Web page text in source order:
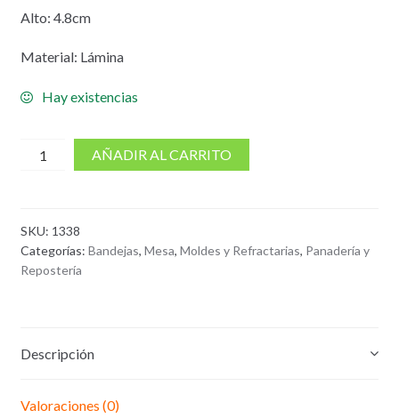
Alto: 4.8cm
Material: Lámina
Hay existencias
cantidad
Acero
50cm
4.8cm
AÑADIR AL CARRITO
SKU: 1338
Categorías: Bandejas, Mesa, Moldes y Refractarias, Panadería y
Repostería
Descripción
Valoraciones (0)